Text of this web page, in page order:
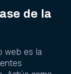
de la
web es la